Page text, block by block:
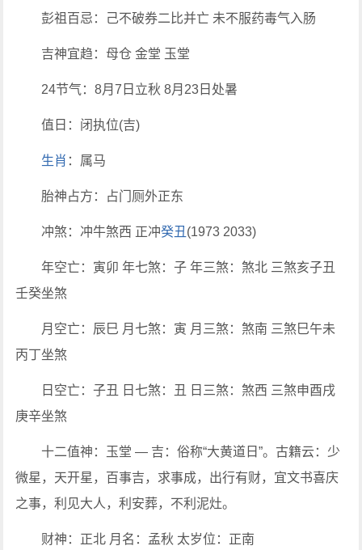
彭祖百忌：己不破券二比并亡 未不服药毒气入肠
吉神宜趋：母仓 金堂 玉堂
24节气：8月7日立秋 8月23日处暑
值日：闭执位(吉)
生肖 ：属马
胎神占方：占门厕外正东
冲煞：冲牛煞西 正冲癸丑 (1973 2033)
年空亡：寅卯 年七煞：子 年三煞：煞北 三煞亥子丑
壬癸坐煞
月空亡：辰巳 月七煞：寅 月三煞：煞南 三煞巳午未
丙丁坐煞
日空亡：子丑 日七煞：丑 日三煞：煞西 三煞申酉戌
庚辛坐煞
十二值神：玉堂 — 吉：俗称“大黄道日”。古籍云：少
微星，天开星，百事吉，求事成，出行有财，宜文书喜庆
之事，利见大人，利安葬，不利泥灶。
财神：正北 月名：孟秋 太岁位：正南